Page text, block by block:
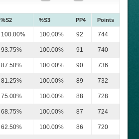
%S2 %S3 PP4 Points
100.00% 100.00% 92 744
93.75% 100.00% 91 740
87.50% 100.00% 90 736
81.25% 100.00% 89 732
75.00% 100.00% 88 728
68.75% 100.00% 87 724
62.50% 100.00% 86 720